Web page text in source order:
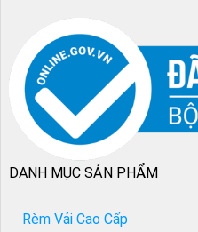
DANH MỤC SẢN PHẨM
Rèm Vải Cao Cấp